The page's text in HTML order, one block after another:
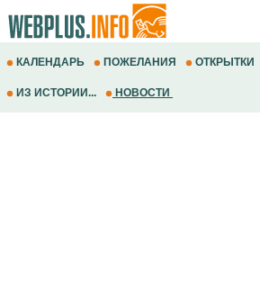
КАЛЕНДАРЬ ПОЖЕЛАНИЯ ОТКРЫТКИ
ИЗ ИСТОРИИ... НОВОСТИ